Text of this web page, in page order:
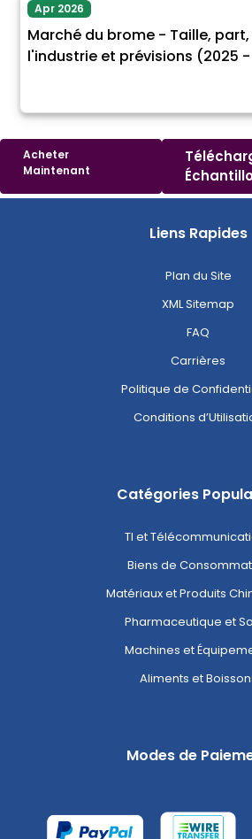
Apr 2026
Marché du brome - Taille,
l'industrie et prévisions (2025
Acheter
Maintenant
Liens Rapides
Plan du Site
XML Sitemap
FAQ
Carrières
Politique de
Conditions
Catégories
TI et
Biens de
Matériaux et Produits
Pharmaceutique et
Machines et
Aliments et
Modes de